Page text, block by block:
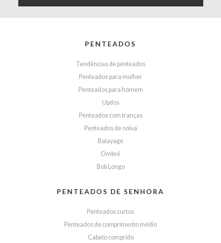
PENTEADOS
Tendências de penteados
Penteados para mulher
Penteados para homem
Updos
Penteados com tranças
Penteados de noiva
Balayage
Ombré
Bob Longo
PENTEADOS DE SENHORA
Penteados curtos
Penteados de comprimento médio
Cabelo comprido